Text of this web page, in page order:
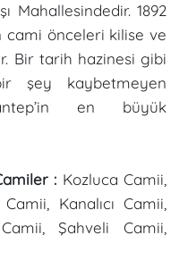
1892
cami önceleri kilise ve
Bir tarih hazinesi gibi
şey kaybetmeyen
en büyük
: Kozluca Camii,
Kanalıcı Camii,
Şahveli Camii,